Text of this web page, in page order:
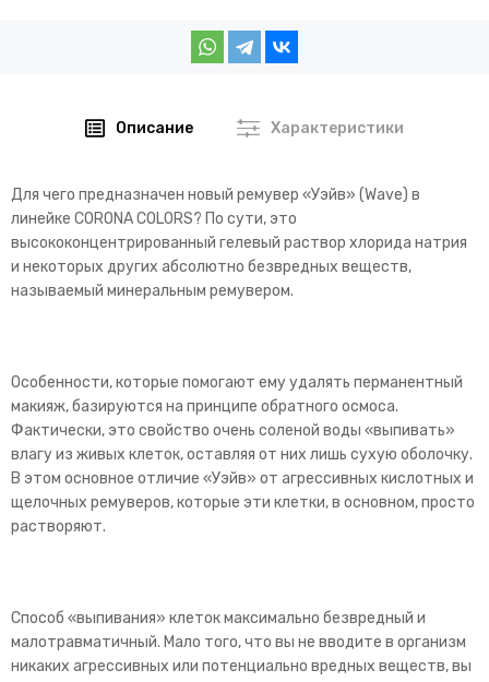
Описание Характеристики
Для чего предназначен новый ремувер «Уэйв» (Wave) в
линейке CORONA COLORS? По сути, это
высококонцентрированный гелевый раствор хлорида натрия
и некоторых других абсолютно безвредных веществ,
называемый минеральным ремувером.
Особенности, которые помогают ему удалять перманентный
макияж, базируются на принципе обратного осмоса.
Фактически, это свойство очень соленой воды «выпивать»
влагу из живых клеток, оставляя от них лишь сухую оболочку.
В этом основное отличие «Уэйв» от агрессивных кислотных и
щелочных ремуверов, которые эти клетки, в основном, просто
растворяют.
Способ «выпивания» клеток максимально безвредный и
малотравматичный. Мало того, что вы не вводите в организм
никаких агрессивных или потенциально вредных веществ, вы